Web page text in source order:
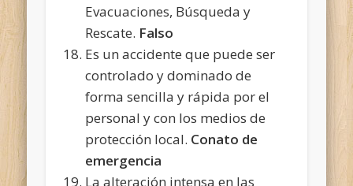
Evacuaciones, Búsqueda y
Rescate. Falso
Es un accidente que puede ser
controlado y dominado de
forma sencilla y rápida por el
personal y con los medios de
protección local. Conato de
emergencia
La alteración intensa en las